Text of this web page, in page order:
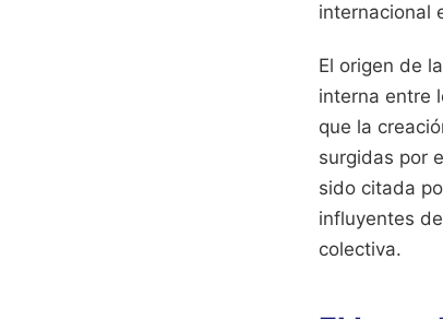
internacional
El origen de
interna entre
que la
surgidas por
sido citada
influyentes
colectiva.